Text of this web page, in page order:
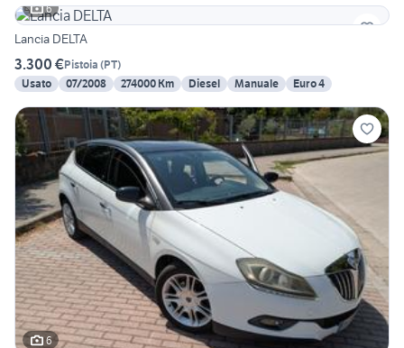
6
Lancia DELTA
3.300 €Pistoia (PT)
Usato
07/2008 274000 Km Diesel Manuale Euro 4
6